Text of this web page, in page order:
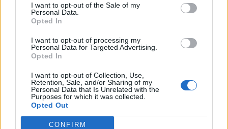
I want to opt-out of the Sale of my
Personal Data.
Opted In
I want to opt-out of processing my
Personal Data for Targeted Advertising.
Opted In
I want to opt-out of Collection, Use,
Retention, Sale, and/or Sharing of my
Personal Data that Is Unrelated with the
Purposes for which it was collected.
Opted Out
CONFIRM
2026. augusztus 04., kedd
Új esélyt kapott a
székelykeresztúri inkubátorház:
ismét van pénz a beruházásra